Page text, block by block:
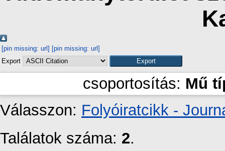
[pin missing: url] [pin missing: url]
Export
csoportosítás: Mű
Válasszon: Folyóiratcikk -
Találatok száma: 2.